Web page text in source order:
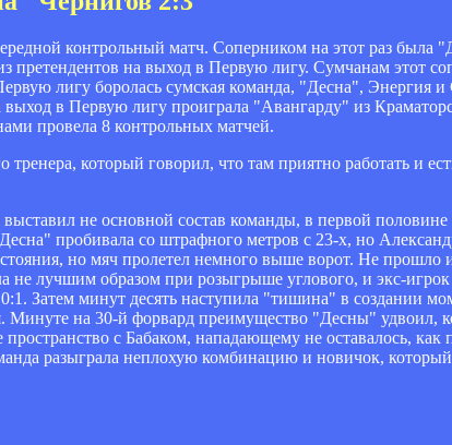
контрольный матч. Соперником на этот раз была
претендентов на выход в Первую лигу. Сумчанам этот
лигу боролась сумская команда, "Десна", Энергия и
в Первую лигу проиграла "Авангарду" из
провела 8 контрольных матчей.
который говорил, что там приятно работать и
не основной состав команды, в первой половине
пробивала со штрафного метров с 23-х, но
но мяч пролетел немного выше ворот. Не прошло
лучшим образом при розыгрыше углового, и экс-
Затем минут десять наступила "тишина" в создании
на 30-й форвард преимущество "Десны" удвоил,
с Бабаком, нападающему не оставалось, как
разыграла неплохую комбинацию и новичок,